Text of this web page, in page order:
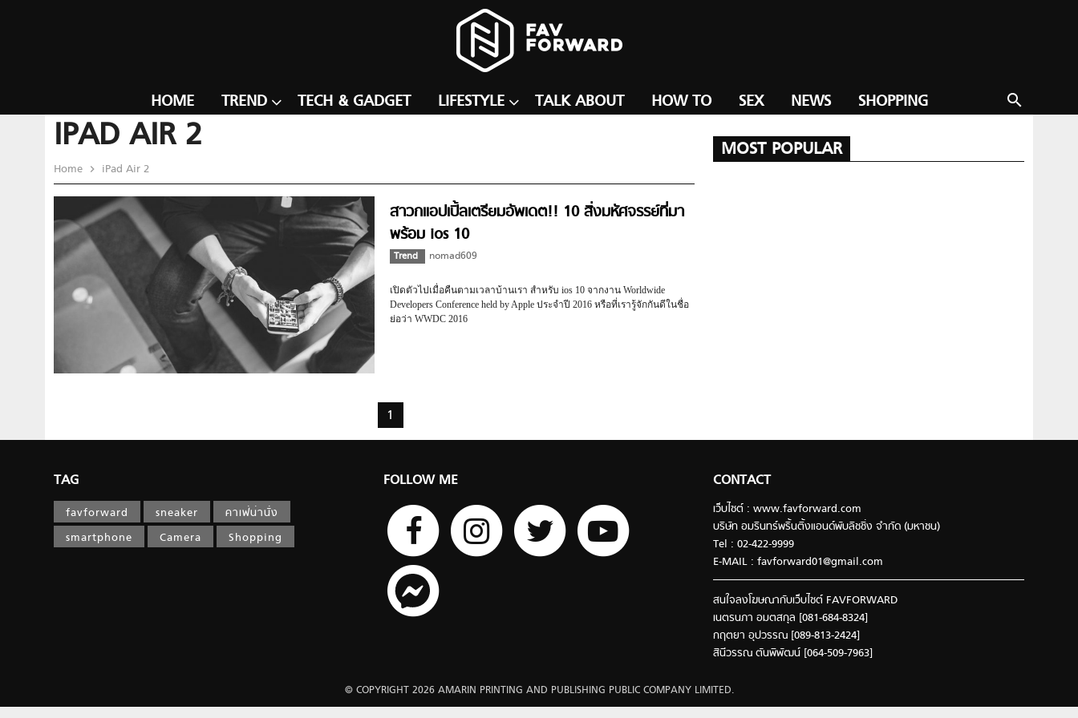
search
HOME TREND TECH & GADGET LIFESTYLE TALK ABOUT HOW TO SEX NEWS SHOPPING
IPAD AIR 2
Home iPad Air 2
สาวกแอปเปิ้ลเตรียมอัพเดต!! 10 สิ่งมหัศจรรย์ที่มา
พร้อม ios 10
Trend nomad609
เปิดตัวไปเมื่อคืนตามเวลาบ้านเรา สำหรับ ios 10 จากงาน Worldwide
Developers Conference held by Apple ประจำปี 2016 หรือที่เรารู้จักกันดีในชื่อ
ย่อว่า WWDC 2016
1
MOST POPULAR
TAG
favforward sneaker
คาเฟ่น่านั่ง
smartphone
Camera Shopping
FOLLOW ME CONTACT
เว็บไซต์ : www.favforward.com
บริษัท อมรินทร์พริ้นติ้งแอนด์พับลิชชิ่ง จำกัด (มหาชน)
Tel : 02-422-9999
E-MAIL : favforward01@gmail.com
สนใจลงโฆษณากับเว็บไซต์ FAVFORWARD
เนตรนภา อมตสกุล [081-684-8324]
กฤตยา อุปวรรณ [089-813-2424]
สินีวรรณ ตันพิพัฒน์ [064-509-7963]
© COPYRIGHT 2026 AMARIN PRINTING AND PUBLISHING PUBLIC COMPANY LIMITED.